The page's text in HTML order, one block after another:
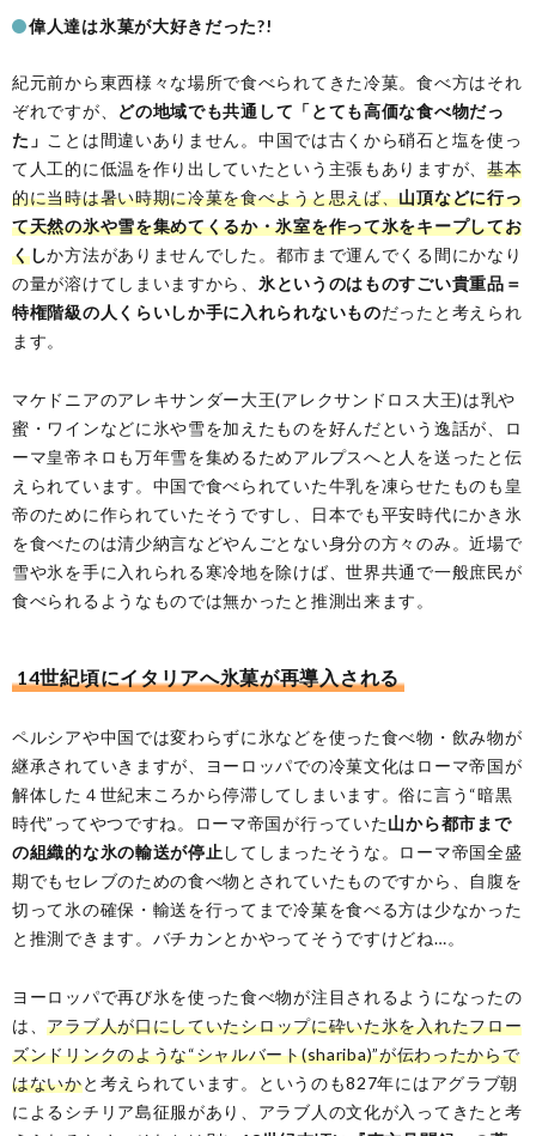
偉人達は氷菓が大好きだった?!
紀元前から東西様々な場所で食べられてきた冷菓。食べ方はそれ
ぞれですが、
どの地域でも共通して「とても高価な食べ物だっ
た」 ことは間違いありません。中国では古くから硝石と塩を使っ
て人工的に低温を作り出していたという主張もありますが、 基本
的に当時は暑い時期に冷菓を食べようと思えば、山頂などに行っ
て天然の氷や雪を集めてくるか・氷室を作って氷をキープしてお
くしか方法がありませんでした。都市まで運んでくる間にかなり
の量が溶けてしまいますから、 氷というのはものすごい貴重品＝
特権階級の人くらいしか手に入れられないものだったと考えられ
ます。
マケドニアのアレキサンダー大王(アレクサンドロス大王)は乳や
蜜・ワインなどに氷や雪を加えたものを好んだという逸話が、ロ
ーマ皇帝ネロも万年雪を集めるためアルプスへと人を送ったと伝
えられています。中国で食べられていた牛乳を凍らせたものも皇
帝のために作られていたそうですし、日本でも平安時代にかき氷
を食べたのは清少納言などやんごとない身分の方々のみ。近場で
雪や氷を手に入れられる寒冷地を除けば、世界共通で一般庶民が
食べられるようなものでは無かったと推測出来ます。
14世紀頃にイタリアへ氷菓が再導入される
ペルシアや中国では変わらずに氷などを使った食べ物・飲み物が
継承されていきますが、ヨーロッパでの冷菓文化はローマ帝国が
解体した４世紀末ころから停滞してしまいます。俗に言う“暗黒
時代”ってやつですね。ローマ帝国が行っていた山から都市まで
の組織的な氷の輸送が停止してしまったそうな。ローマ帝国全盛
期でもセレブのための食べ物とされていたものですから、自腹を
切って氷の確保・輸送を行ってまで冷菓を食べる方は少なかった
と推測できます。バチカンとかやってそうですけどね…。
ヨーロッパで再び氷を使った食べ物が注目されるようになったの
は、アラブ人が口にしていたシロップに砕いた氷を入れたフロー
ズンドリンクのような“シャルバート(shariba)”が伝わったからで
はないかと考えられています。というのも827年にはアグラブ朝
によるシチリア島征服があり、アラブ人の文化が入ってきたと考